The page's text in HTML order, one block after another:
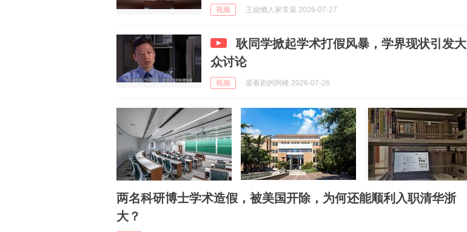
视频 王姐懒人家常菜 2026-07-27
耿同学掀起学术打假风暴，学界现状引发大
众讨论
视频 爱看剧的阿峰 2026-07-26
两名科研博士学术造假，被美国开除，为何还能顺利入职清华浙
大？